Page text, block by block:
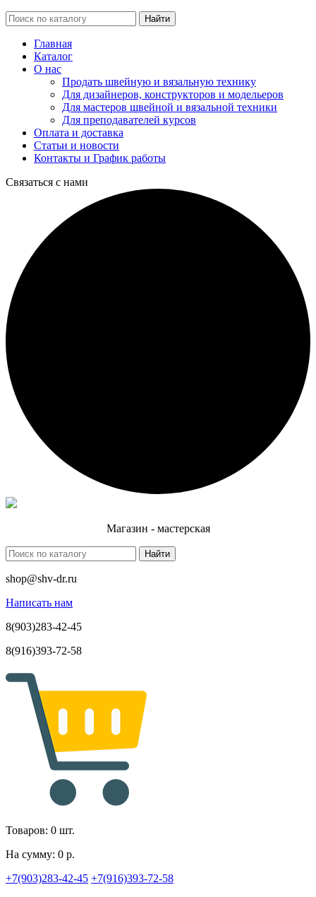
Найти
Главная
Каталог
О нас
Продать швейную и вязальную технику
Для дизайнеров, конструкторов и модельеров
Для мастеров швейной и вязальной техники
Для преподавателей курсов
Оплата и доставка
Статьи и новости
Контакты и График работы
Связаться с нами
Магазин - мастерская
Найти
shop@shv-dr.ru
Написать нам
8(903)283-42-45
8(916)393-72-58
Товаров: 0 шт.
На сумму: 0 р.
+7(903)283-42-45 +7(916)393-72-58